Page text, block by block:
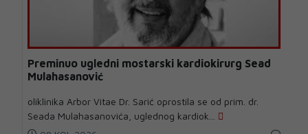
Preminuo ugledni mostarski kardiokirurg Sead
Mulahasanović
oliklinika Arbor Vitae Dr. Sarić oprostila se od prim. dr.
Seada Mulahasanovića, uglednog kardiok...